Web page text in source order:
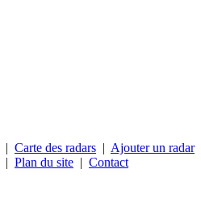
| Carte des radars | Ajouter un radar
| Plan du site | Contact